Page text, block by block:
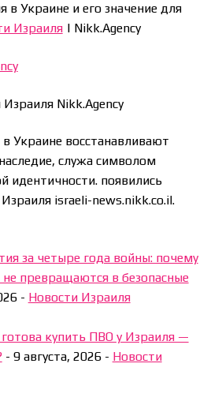
в Украине и его значение для
Израиля| Nikk.Agency
Nikk.Agency
Украине восстанавливают
служа символом
идентичности. появились
israeli-news.nikk.co.il.
за четыре года войны: почему
превращаются в безопасные
- Новости Израиля
купить ПВО у Израиля —
- 9 августа, 2026- Новости